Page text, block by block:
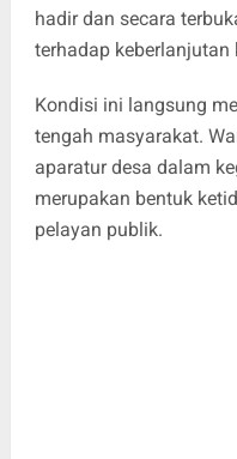
hadir dan secara
terhadap
Kondisi ini langsung
tengah masyarakat.
aparatur desa dalam
merupakan bentuk
pelayan publik.